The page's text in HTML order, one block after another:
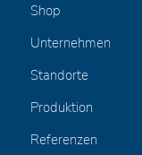
Shop
Unternehmen
Standorte
Produktion
Referenzen